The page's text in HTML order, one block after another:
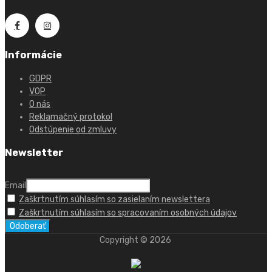
Informácie
GDPR
VOP
O nás
Reklamačný protokol
Odstúpenie od zmluvy
Newsletter
Email
Zaškrtnutím súhlasím so zasielaním newslettera
Zaškrtnutím súhlasím so spracovaním osobných údajov
Copyright © 2026